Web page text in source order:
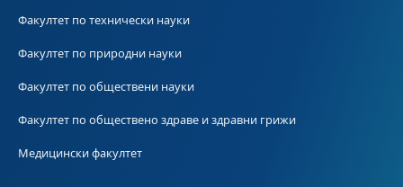
Факултет по технически науки
Факултет по природни науки
Факултет по обществени науки
Факултет по обществено здраве и здравни грижи
Медицински факултет